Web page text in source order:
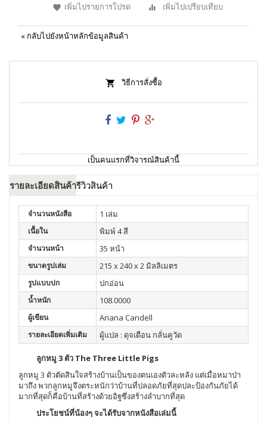
เพิ่มไปรายการโปรด เพิ่มไปเปรียบเทียบ
« กลับไปยังหน้าหลักข้อมูลสินค้า
วิธีการสั่งซื้อ
เป็นคนแรกที่วิจารณ์สินค้านี้
รายละเอียดสินค้ารีวิวสินค้า
จำนวนหนังสือ 1 เล่ม
เนื้อใน พิมพ์ 4 สี
จำนวนหน้า 35 หน้า
ขนาดรูปเล่ม 215 x 240 x 2 มิลลิเมตร
รูปแบบปก ปกอ่อน
น้ำหนัก 108.0000
ผู้เขียน Ariana Candell
รายละเอียดเพิ่มเติม ผู้แปล : ดุจเดือน กลั่นคูวัด
ลูกหมู 3 ตัว The Three Little Pigs
ลูกหมู 3 ตัวตัดสินใจสร้างบ้านเป็นของตนเองตัวละหลัง แต่เมื่อหมาป่า
มาถึง พวกลูกหมูจึงตระหนักว่าบ้านที่ปลอดภัยที่สุดปละป้องกันภัยได้
มากที่สุดก็คือบ้านที่สร้างด้วยอิฐซึ่งสร้างลำบากที่สุด
ประโยชน์ที่น้องๆ จะได้รับจากหนังสือเล่มนี้